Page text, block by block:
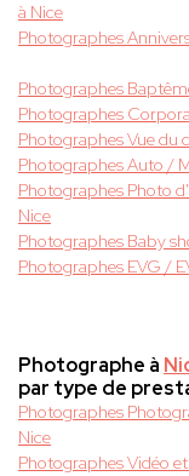
à Nice
Photographes
Photographes
Photographes
Photographes Vue du
Photographes Auto /
Photographes Photo
Nice
Photographes Baby
Photographes EVG /
Photographe à
par type de
Photographes
Nice
Photographes Vidéo